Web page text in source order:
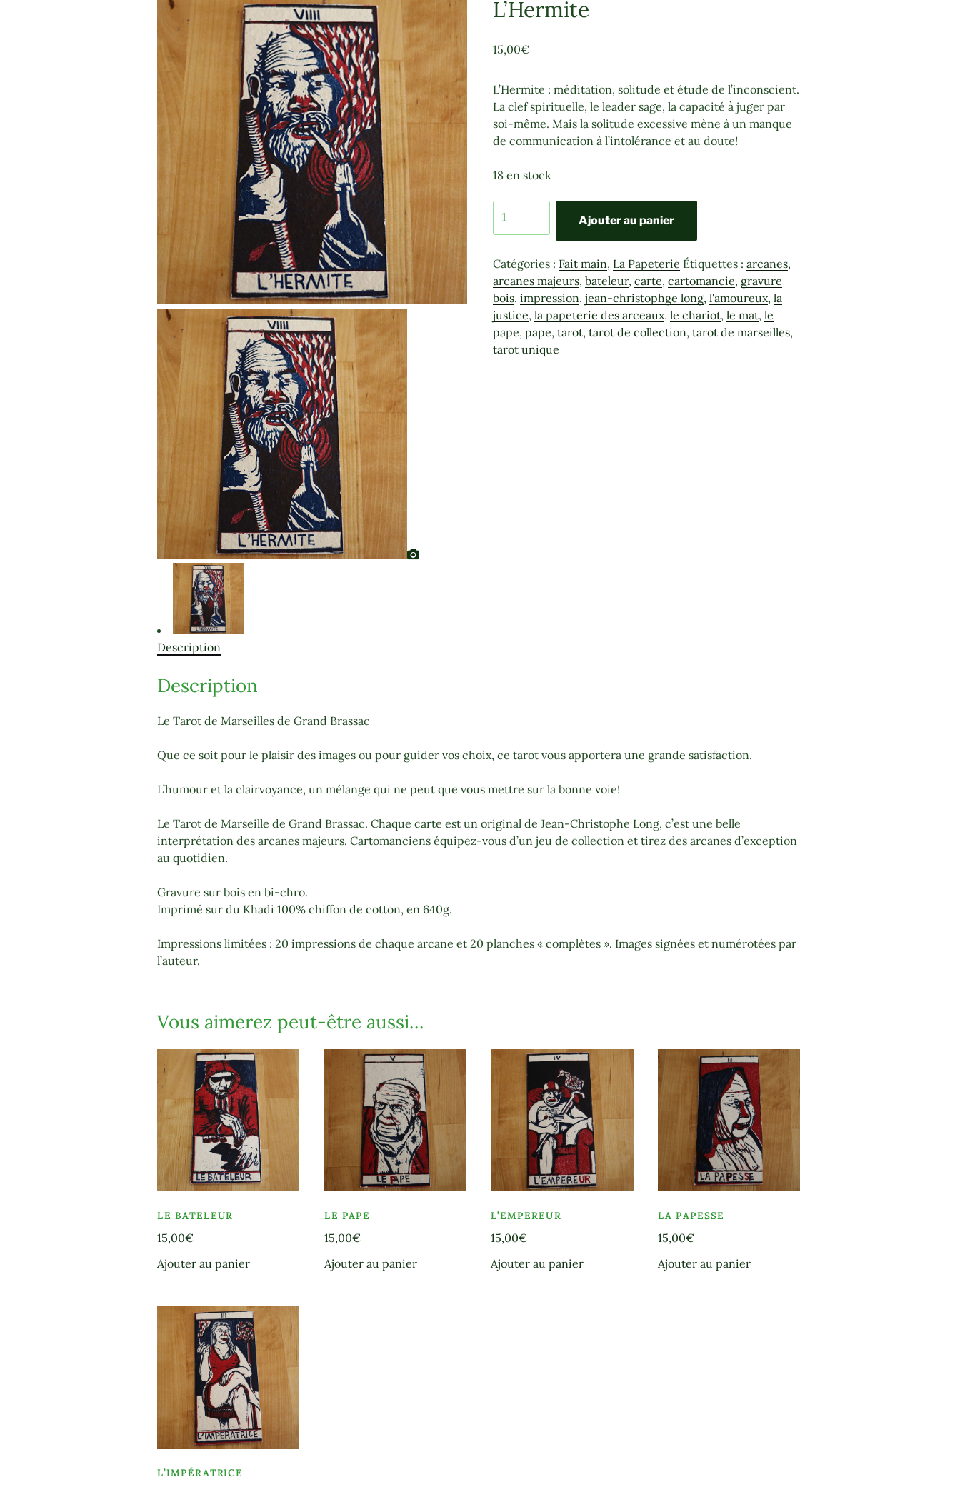
L’Hermite
15,00€
L’Hermite : méditation, solitude et étude de l’inconscient.
La clef spirituelle, le leader sage, la capacité à juger par
soi-même. Mais la solitude excessive mène à un manque
de communication à l’intolérance et au doute!
18 en stock
de
Ajouter au panier
Catégories : Fait main, La Papeterie Étiquettes :arcanes,
arcanes majeurs,bateleur,carte,cartomancie, gravure
bois,impression,jean-christophge long,l'amoureux,la
justice,la papeterie des arceaux,le chariot,le mat,le
pape,pape,tarot,tarot de collection,tarot de marseilles,
tarot unique
Description
Description
Le Tarot de Marseilles de Grand Brassac
Que ce soit pour le plaisir des images ou pour guider vos choix, ce tarot vous apportera une grande satisfaction.
L’humour et la clairvoyance, un mélange qui ne peut que vous mettre sur la bonne voie!
Le Tarot de Marseille de Grand Brassac. Chaque carte est un original de Jean-Christophe Long, c’est une belle
interprétation des arcanes majeurs. Cartomanciens équipez-vous d’un jeu de collection et tirez des arcanes d’exception
au quotidien.
Gravure sur bois en bi-chro.
Imprimé sur du Khadi 100% chiffon de cotton, en 640g.
Impressions limitées : 20 impressions de chaque arcane et 20 planches « complètes ». Images signées et numérotées par
l’auteur.
Vous aimerez peut-être aussi…
LE BATELEUR
15,00€
Ajouter au panier
LE PAPE
15,00€
Ajouter au panier
L’EMPEREUR
15,00€
Ajouter au panier
LA PAPESSE
15,00€
Ajouter au panier
L’IMPÉRATRICE